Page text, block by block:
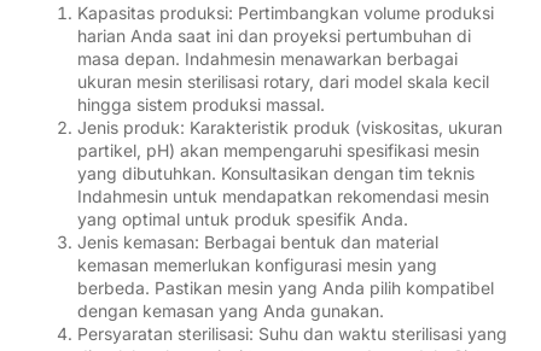
Kapasitas produksi: Pertimbangkan volume produksi
harian Anda saat ini dan proyeksi pertumbuhan di
masa depan. Indahmesin menawarkan berbagai
ukuran mesin sterilisasi rotary, dari model skala kecil
hingga sistem produksi massal.
Jenis produk: Karakteristik produk (viskositas, ukuran
partikel, pH) akan mempengaruhi spesifikasi mesin
yang dibutuhkan. Konsultasikan dengan tim teknis
Indahmesin untuk mendapatkan rekomendasi mesin
yang optimal untuk produk spesifik Anda.
Jenis kemasan: Berbagai bentuk dan material
kemasan memerlukan konfigurasi mesin yang
berbeda. Pastikan mesin yang Anda pilih kompatibel
dengan kemasan yang Anda gunakan.
Persyaratan sterilisasi: Suhu dan waktu sterilisasi yang